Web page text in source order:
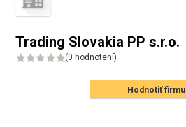
Trading Slovakia PP s.r.o.
(0 hodnotení)
Hodnotiť firmu